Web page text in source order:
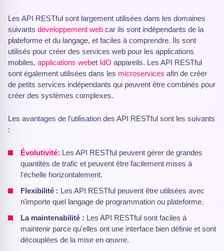
Les API RESTful sont largement utilisées dans les domaines
suivants développement web car ils sont indépendants de la
plateforme et du langage, et faciles à comprendre. Ils sont
utilisés pour créer des services web pour les applications
mobiles, applications webet IdO appareils. Les API RESTful
sont également utilisées dans les microservices afin de créer
de petits services indépendants qui peuvent être combinés pour
créer des systèmes complexes.
Les avantages de l'utilisation des API RESTful sont les suivants
:
Évolutivité: Les API RESTful peuvent gérer de grandes
quantités de trafic et peuvent être facilement mises à
l'échelle horizontalement.
Flexibilité : Les API RESTful peuvent être utilisées avec
n'importe quel langage de programmation ou plateforme.
La maintenabilité : Les API RESTful sont faciles à
maintenir parce qu'elles ont une interface bien définie et sont
découplées de la mise en œuvre.